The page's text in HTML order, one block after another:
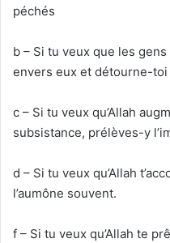
péchés
b – Si tu veux que les
envers eux et détourne-toi
c – Si tu veux qu’Allah
subsistance, prélèves-y
d – Si tu veux qu’Allah
l’aumône souvent.
f – Si tu veux qu’Allah te